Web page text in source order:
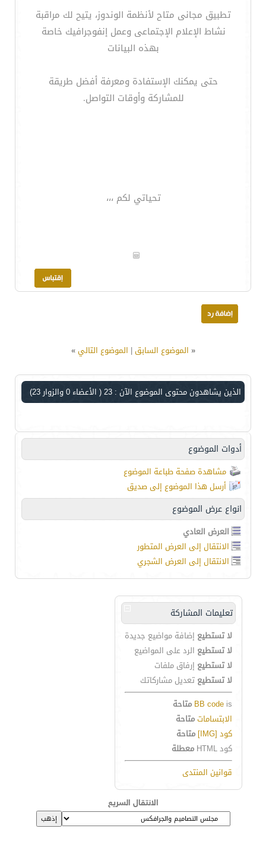
تطبيق مجانى متاح لأنظمة الوندوز، يتيح لك مراقبة
نشاط الإعلام الإجتماعى وعمل إنفوجرافيك خاصة
بهذه البيانات
حتى يمكنك الإستفادة ومعرفة أفضل طريقة
للمشاركة وأوقات التواصل.
تحياتي لكم ،،،
« الموضوع السابق| الموضوع التالي»
الذين يشاهدون محتوى الموضوع الآن : 23 ( الأعضاء 0 والزوار 23)
أدوات الموضوع
مشاهدة صفحة طباعة الموضوع
أرسل هذا الموضوع إلى صديق
انواع عرض الموضوع
العرض العادي
الانتقال إلى العرض المتطور
الانتقال إلى العرض الشجري
تعليمات المشاركة
لا تستطيع إضافة مواضيع جديدة
لا تستطيع الرد على المواضيع
لا تستطيع إرفاق ملفات
لا تستطيع تعديل مشاركاتك
BB code is
متاحة
الابتساماتمتاحة
كود [IMG]
متاحة
كود HTML
معطلة
قوانين المنتدى
الانتقال السريع